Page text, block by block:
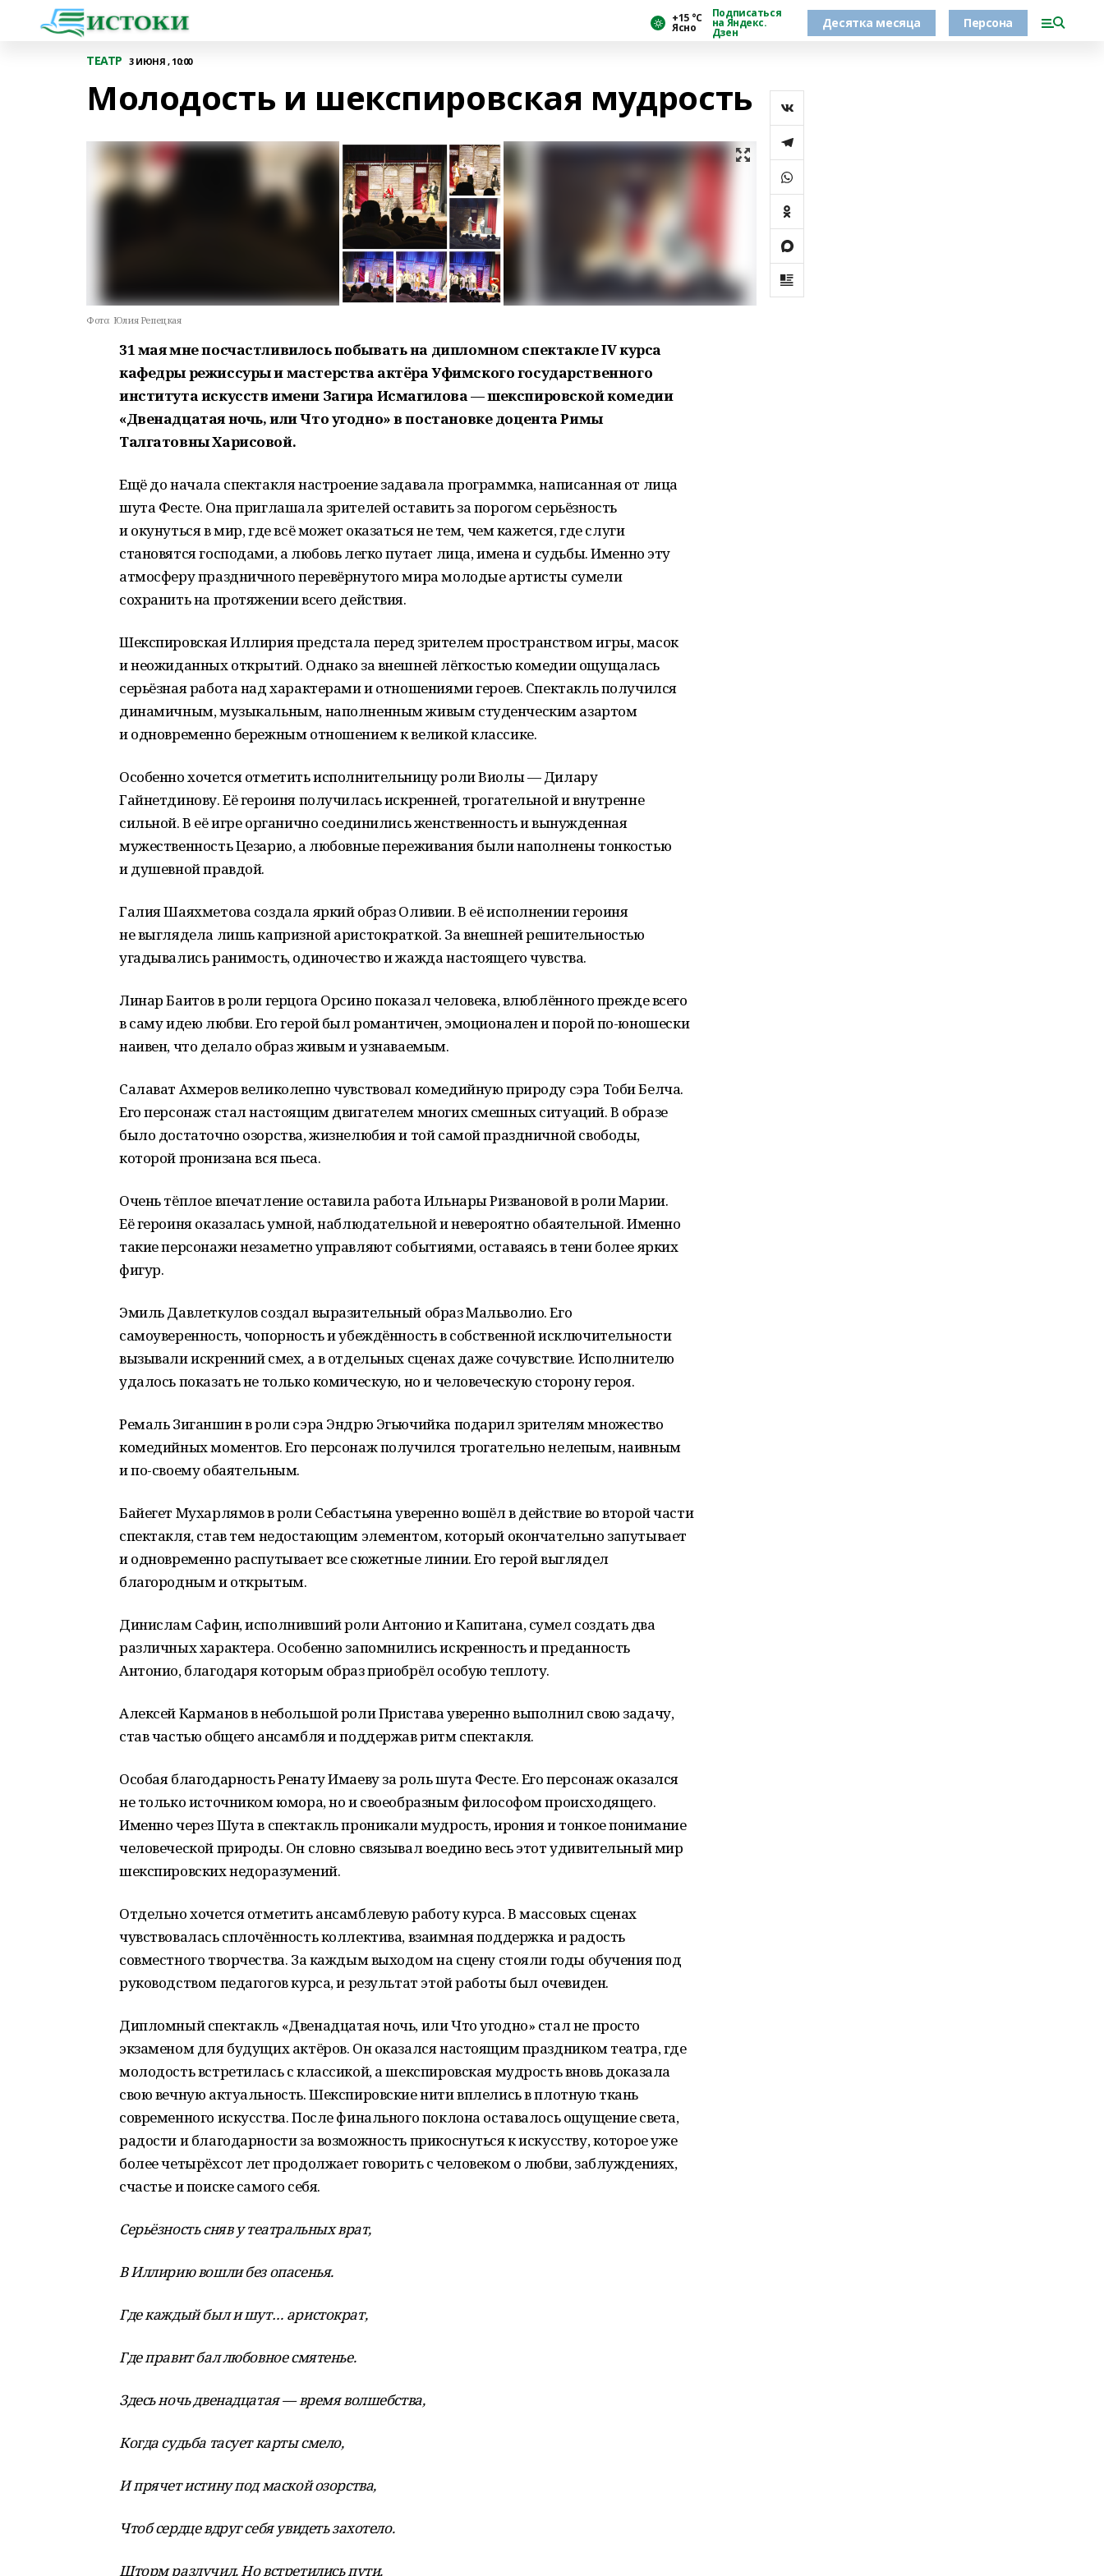
+15 °С
Ясно
Подписаться
на Яндекс.
Дзен
Десятка месяца Персона
ТЕАТР 3 ИЮНЯ , 10:00
Молодость и шекспировская мудрость
Фото: Юлия Репецкая
31 мая мне посчастливилось побывать на дипломном спектакле IV курса
кафедры режиссуры и мастерства актёра Уфимского государственного
института искусств имени Загира Исмагилова — шекспировской комедии
«Двенадцатая ночь, или Что угодно» в постановке доцента Римы
Талгатовны Харисовой.
Ещё до начала спектакля настроение задавала программка, написанная от лица
шута Фесте. Она приглашала зрителей оставить за порогом серьёзность
и окунуться в мир, где всё может оказаться не тем, чем кажется, где слуги
становятся господами, а любовь легко путает лица, имена и судьбы. Именно эту
атмосферу праздничного перевёрнутого мира молодые артисты сумели
сохранить на протяжении всего действия.
Шекспировская Иллирия предстала перед зрителем пространством игры, масок
и неожиданных открытий. Однако за внешней лёгкостью комедии ощущалась
серьёзная работа над характерами и отношениями героев. Спектакль получился
динамичным, музыкальным, наполненным живым студенческим азартом
и одновременно бережным отношением к великой классике.
Особенно хочется отметить исполнительницу роли Виолы — Дилару
Гайнетдинову. Её героиня получилась искренней, трогательной и внутренне
сильной. В её игре органично соединились женственность и вынужденная
мужественность Цезарио, а любовные переживания были наполнены тонкостью
и душевной правдой.
Галия Шаяхметова создала яркий образ Оливии. В её исполнении героиня
не выглядела лишь капризной аристократкой. За внешней решительностью
угадывались ранимость, одиночество и жажда настоящего чувства.
Линар Баитов в роли герцога Орсино показал человека, влюблённого прежде всего
в саму идею любви. Его герой был романтичен, эмоционален и порой по-юношески
наивен, что делало образ живым и узнаваемым.
Салават Ахмеров великолепно чувствовал комедийную природу сэра Тоби Белча.
Его персонаж стал настоящим двигателем многих смешных ситуаций. В образе
было достаточно озорства, жизнелюбия и той самой праздничной свободы,
которой пронизана вся пьеса.
Очень тёплое впечатление оставила работа Ильнары Ризвановой в роли Марии.
Её героиня оказалась умной, наблюдательной и невероятно обаятельной. Именно
такие персонажи незаметно управляют событиями, оставаясь в тени более ярких
фигур.
Эмиль Давлеткулов создал выразительный образ Мальволио. Его
самоуверенность, чопорность и убеждённость в собственной исключительности
вызывали искренний смех, а в отдельных сценах даже сочувствие. Исполнителю
удалось показать не только комическую, но и человеческую сторону героя.
Ремаль Зиганшин в роли сэра Эндрю Эгьючийка подарил зрителям множество
комедийных моментов. Его персонаж получился трогательно нелепым, наивным
и по-своему обаятельным.
Байегет Мухарлямов в роли Себастьяна уверенно вошёл в действие во второй части
спектакля, став тем недостающим элементом, который окончательно запутывает
и одновременно распутывает все сюжетные линии. Его герой выглядел
благородным и открытым.
Динислам Сафин, исполнивший роли Антонио и Капитана, сумел создать два
различных характера. Особенно запомнились искренность и преданность
Антонио, благодаря которым образ приобрёл особую теплоту.
Алексей Карманов в небольшой роли Пристава уверенно выполнил свою задачу,
став частью общего ансамбля и поддержав ритм спектакля.
Особая благодарность Ренату Имаеву за роль шута Фесте. Его персонаж оказался
не только источником юмора, но и своеобразным философом происходящего.
Именно через Шута в спектакль проникали мудрость, ирония и тонкое понимание
человеческой природы. Он словно связывал воедино весь этот удивительный мир
шекспировских недоразумений.
Отдельно хочется отметить ансамблевую работу курса. В массовых сценах
чувствовалась сплочённость коллектива, взаимная поддержка и радость
совместного творчества. За каждым выходом на сцену стояли годы обучения под
руководством педагогов курса, и результат этой работы был очевиден.
Дипломный спектакль «Двенадцатая ночь, или Что угодно» стал не просто
экзаменом для будущих актёров. Он оказался настоящим праздником театра, где
молодость встретилась с классикой, а шекспировская мудрость вновь доказала
свою вечную актуальность. Шекспировские нити вплелись в плотную ткань
современного искусства. После финального поклона оставалось ощущение света,
радости и благодарности за возможность прикоснуться к искусству, которое уже
более четырёхсот лет продолжает говорить с человеком о любви, заблуждениях,
счастье и поиске самого себя.
Серьёзность сняв у театральных врат,
В Иллирию вошли без опасенья.
Где каждый был и шут… аристократ,
Где правит бал любовное смятенье.
Здесь ночь двенадцатая — время волшебства,
Когда судьба тасует карты смело,
И прячет истину под маской озорства,
Чтоб сердце вдруг себя увидеть захотело.
Шторм разлучил. Но встретились пути.